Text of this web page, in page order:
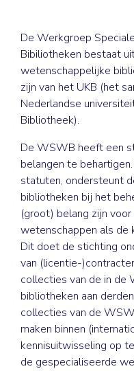
De Werkgroep
Bibiliotheken bestaat
wetenschappelijke
zijn van het UKB (het
Nederlandse
Bibliotheek).
De WSWB heeft een
belangen te
statuten, ondersteunt
bibliotheken bij het
(groot) belang zijn
wetenschappen als de
Dit doet de stichting
van (licentie-
collecties van de in de
bibliotheken aan
collecties van de
maken binnen
kennisuitwisseling op
de gespecialiseerde